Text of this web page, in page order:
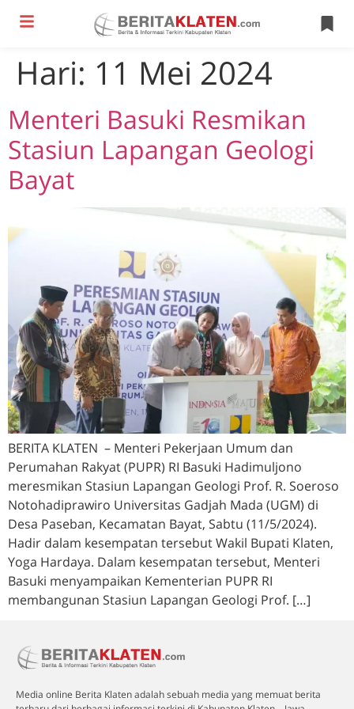
Hari: 11 Mei 2024
Menteri Basuki Resmikan
Stasiun Lapangan Geologi
Bayat
BERITA KLATEN – Menteri Pekerjaan Umum dan
Perumahan Rakyat (PUPR) RI Basuki Hadimuljono
meresmikan Stasiun Lapangan Geologi Prof. R. Soeroso
Notohadiprawiro Universitas Gadjah Mada (UGM) di
Desa Paseban, Kecamatan Bayat, Sabtu (11/5/2024).
Hadir dalam kesempatan tersebut Wakil Bupati Klaten,
Yoga Hardaya. Dalam kesempatan tersebut, Menteri
Basuki menyampaikan Kementerian PUPR RI
membangunan Stasiun Lapangan Geologi Prof. […]
Media online Berita Klaten adalah sebuah media yang memuat berita